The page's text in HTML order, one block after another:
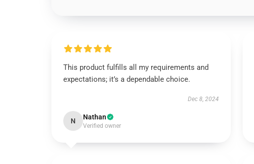
This product fulfills all my requirements and
expectations; it’s a dependable choice.
Dec 8, 2024
N Nathan
Verified owner